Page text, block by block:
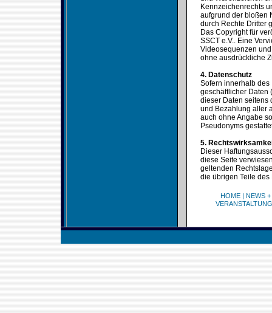
Kennzeichenrechts
aufgrund der bloßen
durch Rechte Dritter
Das Copyright für
SSCT e.V.. Eine
Videosequenzen
ohne ausdrückliche
4. Datenschutz
Sofern innerhalb
geschäftlicher Daten
dieser Daten seitens
und Bezahlung aller
auch ohne Angabe
Pseudonyms
5.
Dieser
diese Seite
geltenden
die übrigen Teile
HOME| NEWS